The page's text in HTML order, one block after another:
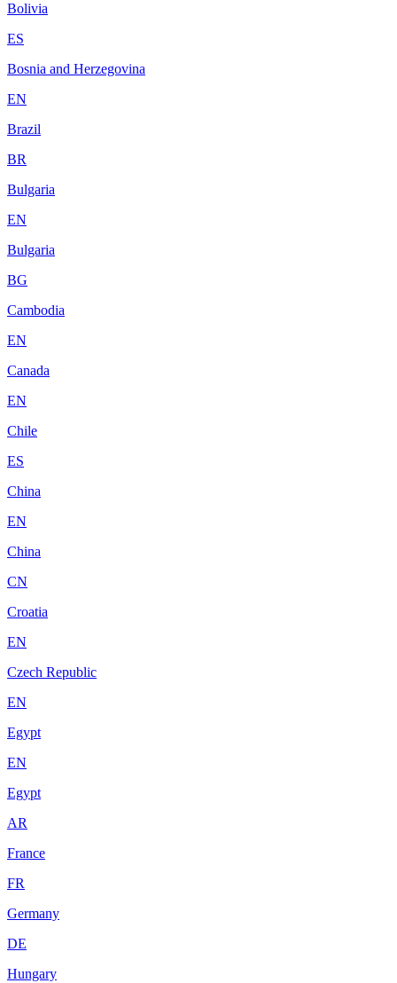
Bolivia
ES
Bosnia and Herzegovina
EN
Brazil
BR
Bulgaria
EN
Bulgaria
BG
Cambodia
EN
Canada
EN
Chile
ES
China
EN
China
CN
Croatia
EN
Czech Republic
EN
Egypt
EN
Egypt
AR
France
FR
Germany
DE
Hungary